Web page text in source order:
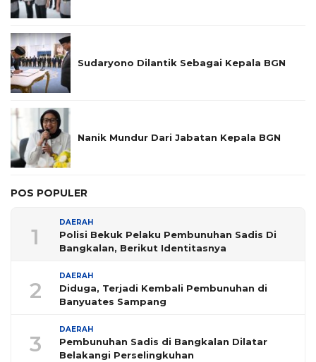
Sudaryono Dilantik Sebagai Kepala BGN
Nanik Mundur Dari Jabatan Kepala BGN
POS POPULER
1
DAERAH
Polisi Bekuk Pelaku Pembunuhan Sadis Di
Bangkalan, Berikut Identitasnya
2
DAERAH
Diduga, Terjadi Kembali Pembunuhan di
Banyuates Sampang
3
DAERAH
Pembunuhan Sadis di Bangkalan Dilatar
Belakangi Perselingkuhan